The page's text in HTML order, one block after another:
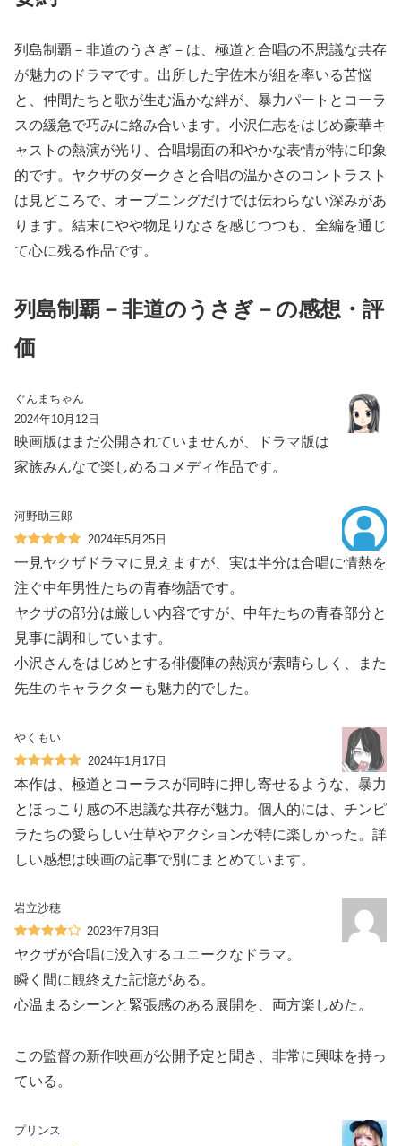
列島制覇－非道のうさぎ－は、極道と合唱の不思議な共存
が魅力のドラマです。出所した宇佐木が組を率いる苦悩
と、仲間たちと歌が生む温かな絆が、暴力パートとコーラ
スの緩急で巧みに絡み合います。小沢仁志をはじめ豪華キ
ャストの熱演が光り、合唱場面の和やかな表情が特に印象
的です。ヤクザのダークさと合唱の温かさのコントラスト
は見どころで、オープニングだけでは伝わらない深みがあ
ります。結末にやや物足りなさを感じつつも、全編を通じ
て心に残る作品です。
列島制覇－非道のうさぎ－の感想・評
価
ぐんまちゃん
2024年10月12日
映画版はまだ公開されていませんが、ドラマ版は
家族みんなで楽しめるコメディ作品です。
河野助三郎
2024年5月25日
一見ヤクザドラマに見えますが、実は半分は合唱に情熱を
注ぐ中年男性たちの青春物語です。
ヤクザの部分は厳しい内容ですが、中年たちの青春部分と
見事に調和しています。
小沢さんをはじめとする俳優陣の熱演が素晴らしく、また
先生のキャラクターも魅力的でした。
やくもい
2024年1月17日
本作は、極道とコーラスが同時に押し寄せるような、暴力
とほっこり感の不思議な共存が魅力。個人的には、チンピ
ラたちの愛らしい仕草やアクションが特に楽しかった。詳
しい感想は映画の記事で別にまとめています。
岩立沙穂
2023年7月3日
ヤクザが合唱に没入するユニークなドラマ。
瞬く間に観終えた記憶がある。
心温まるシーンと緊張感のある展開を、両方楽しめた。
この監督の新作映画が公開予定と聞き、非常に興味を持っ
ている。
プリンス